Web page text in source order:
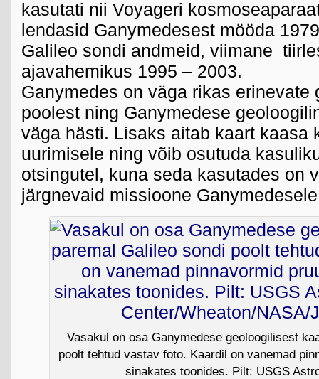
kasutati nii Voyageri
lendasid Ganymedesest mööda
Galileo sondi andmeid, viimane
ajavahemikus 1995 – 2003.
Ganymedes on väga rikas erinevate
poolest ning Ganymedese
väga hästi. Lisaks aitab kaart kaasa
uurimisele ning võib osutuda
otsingutel, kuna seda kasutades on
järgnevaid missioone
Vasakul on osa Ganymedese geoloogilisest
poolt tehtud vastav foto. Kaardil on vanemad
sinakates toonides. Pilt: USGS